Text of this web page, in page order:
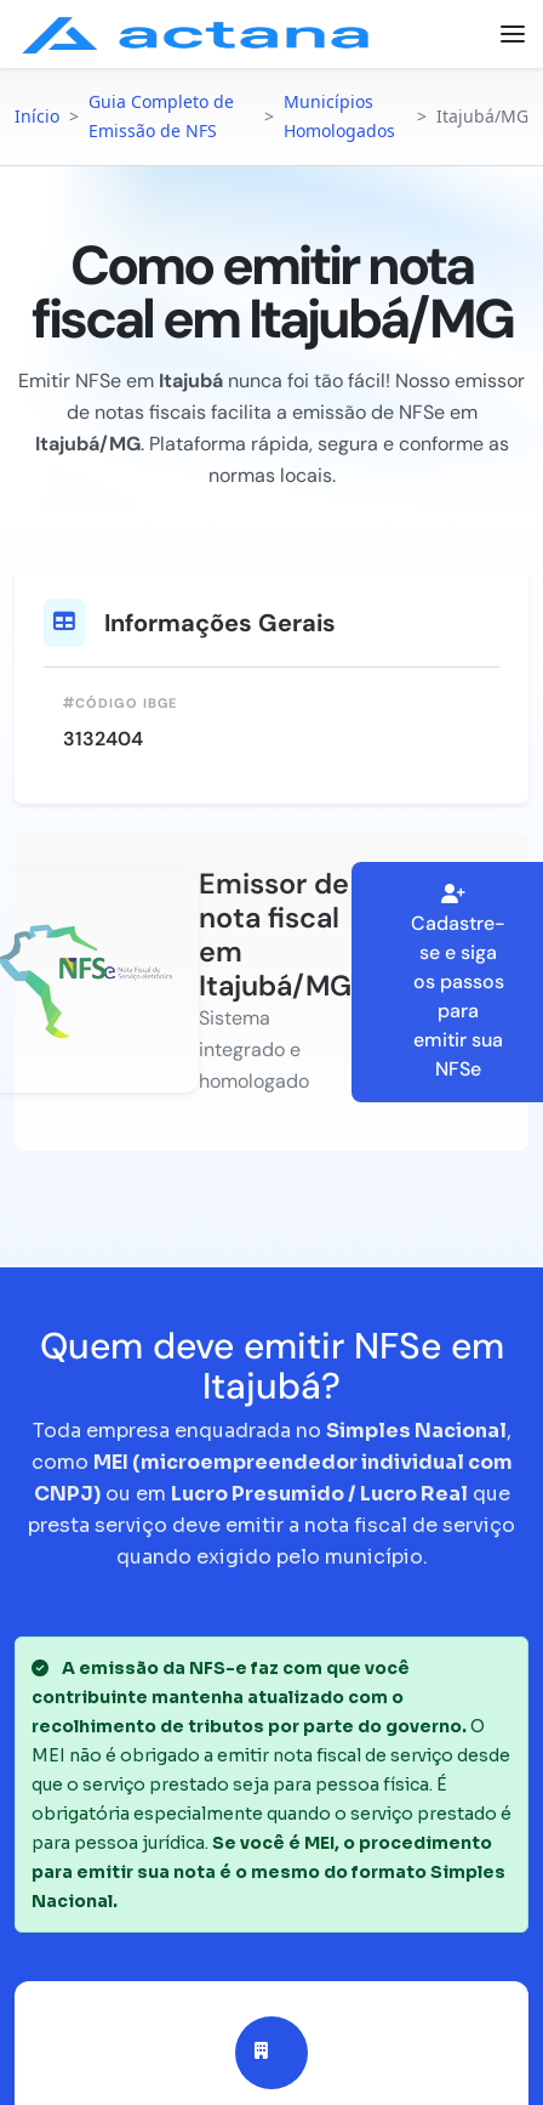
Início >
Guia Completo de
Emissão de NFS
>
Municípios
Homologados
> Itajubá/MG
Como emitir nota
fiscal em Itajubá/MG
Emitir NFSe em Itajubá nunca foi tão fácil! Nosso emissor
de notas fiscais facilita a emissão de NFSe em
Itajubá/MG. Plataforma rápida, segura e conforme as
normas locais.
Informações Gerais
CÓDIGO IBGE
3132404
Emissor de
nota fiscal
em
Itajubá/MG
Sistema
integrado e
homologado
Cadastre-
se e siga
os passos
para
emitir sua
NFSe
Quem deve emitir NFSe em
Itajubá?
Toda empresa enquadrada no Simples Nacional,
como MEI (microempreendedor individual com
CNPJ)ou em Lucro Presumido / Lucro Real que
presta serviço deve emitir a nota fiscal de serviço
quando exigido pelo município.
A emissão da NFS-e faz com que você
contribuinte mantenha atualizado com o
recolhimento de tributos por parte do governo.O
MEI não é obrigado a emitir nota fiscal de serviço desde
que o serviço prestado seja para pessoa física. É
obrigatória especialmente quando o serviço prestado é
para pessoa jurídica. Se você é MEI, o procedimento
para emitir sua nota é o mesmo do formato Simples
Nacional.